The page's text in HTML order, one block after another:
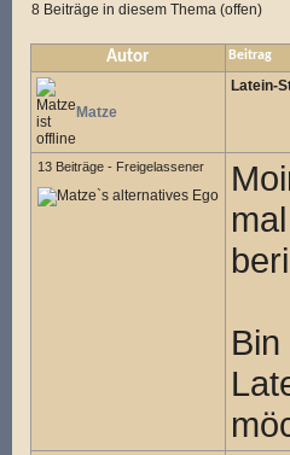
8 Beiträge in diesem Thema (offen)
Autor Beitrag
Matze
Latein-
13 Beiträge - Freigelassener